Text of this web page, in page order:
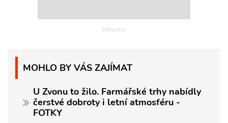
MOHLO BY VÁS ZAJÍMAT
U Zvonu to žilo. Farmářské trhy nabídly
čerstvé dobroty i letní atmosféru -
FOTKY